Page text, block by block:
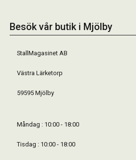
Besök vår butik i Mjölby
StallMagasinet AB
Västra Lärketorp
59595 Mjölby
Måndag : 10:00 - 18:00
Tisdag : 10:00 - 18:00